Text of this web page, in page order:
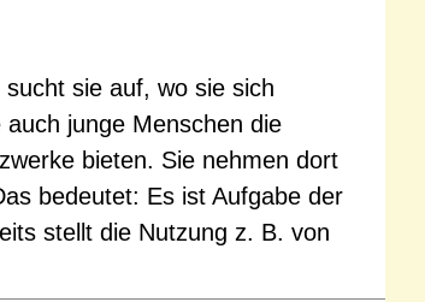
sie auf, wo sie sich
junge Menschen die
bieten. Sie nehmen dort
bedeutet: Es ist Aufgabe der
stellt die Nutzung z. B. von